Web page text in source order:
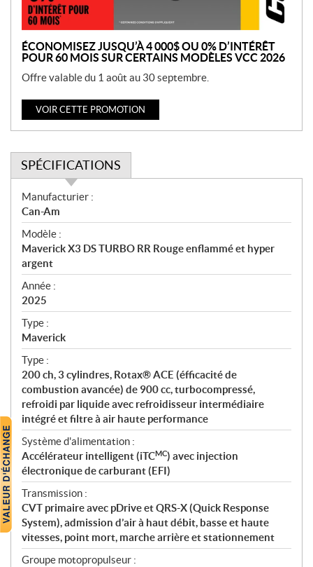
n
ÉCONOMISEZ JUSQU’À 4 000$ OU 0% D’INTÉRÊT
POUR 60 MOIS SUR CERTAINS MODÈLES VCC 2026
Offre valable du 1 août au 30 septembre.
VOIR CETTE PROMOTION
SPÉCIFICATIONS
S
p
é
c
i
f
i
c
a
t
i
o
n
s
Manufacturier :
Can-Am
Modèle :
Maverick X3 DS TURBO RR Rouge enflammé et hyper
argent
Année :
2025
Type :
Maverick
Type :
200 ch, 3 cylindres, Rotax® ACE (éfficacité de
combustion avancée) de 900 cc, turbocompressé,
refroidi par liquide avec refroidisseur intermédiaire
intégré et filtre à air haute performance
Système d'alimentation :
Accélérateur intelligent (iTCMC) avec injection
électronique de carburant (EFI)
Transmission :
CVT primaire avec pDrive et QRS-X (Quick Response
System), admission d’air à haut débit, basse et haute
vitesses, point mort, marche arrière et stationnement
Groupe motopropulseur :